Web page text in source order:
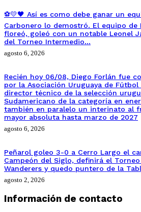
⚽💛🖤 Así es como debe ganar un
Carbonero lo demostró. El equipo de
floreó, goleó con un notable Leonel
del Torneo Intermedio…
agosto 6, 2026
Recién hoy 06/08, Diego Forlán fue
por la Asociación Uruguaya de
director técnico de la selección
Sudamericano de la categoría en
también en paralelo un interinato al
mayor absoluta hasta marzo de 2027
agosto 6, 2026
Peñarol goleo 3-0 a Cerro Largo el
Campeón del Siglo, definirá el
Wanderers y quedo puntero de la
agosto 2, 2026
Información de contacto